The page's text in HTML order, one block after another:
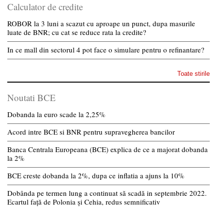
Calculator de credite
ROBOR la 3 luni a scazut cu aproape un punct, dupa masurile
luate de BNR; cu cat se reduce rata la credite?
In ce mall din sectorul 4 pot face o simulare pentru o refinantare?
Toate stirile
Noutati BCE
Dobanda la euro scade la 2,25%
Acord intre BCE si BNR pentru supravegherea bancilor
Banca Centrala Europeana (BCE) explica de ce a majorat dobanda
la 2%
BCE creste dobanda la 2%, dupa ce inflatia a ajuns la 10%
Dobânda pe termen lung a continuat să scadă in septembrie 2022.
Ecartul față de Polonia și Cehia, redus semnificativ